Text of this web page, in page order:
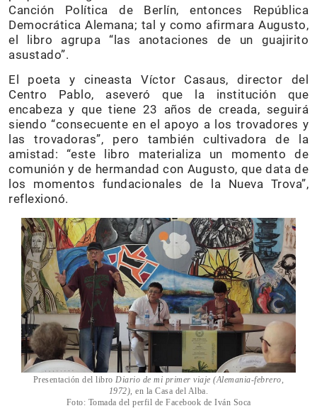
Canción Política de Berlín, entonces República
Democrática Alemana; tal y como afirmara Augusto,
el libro agrupa “las anotaciones de un guajirito
asustado”.
El poeta y cineasta Víctor Casaus, director del
Centro Pablo, aseveró que la institución que
encabeza y que tiene 23 años de creada, seguirá
siendo “consecuente en el apoyo a los trovadores y
las trovadoras”, pero también cultivadora de la
amistad: “este libro materializa un momento de
comunión y de hermandad con Augusto, que data de
los momentos fundacionales de la Nueva Trova”,
reflexionó.
Presentación del libroDiario de mi primer viaje (Alemania-febrero,
1972), en la Casa del Alba.
Foto: Tomada del perfil de Facebook de Iván Soca